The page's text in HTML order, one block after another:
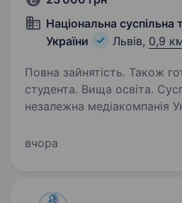
Національна суспільна
України
Львів, 0,9
Повна зайнятість. Також
студента. Вища освіта. Суспільне Мовлення —
незалежна медіакомпанія
мовлення. Ми захищаємо
широкій…
вчора